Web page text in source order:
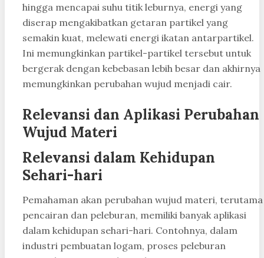
hingga mencapai suhu titik leburnya, energi yang
diserap mengakibatkan getaran partikel yang
semakin kuat, melewati energi ikatan antarpartikel.
Ini memungkinkan partikel-partikel tersebut untuk
bergerak dengan kebebasan lebih besar dan akhirnya
memungkinkan perubahan wujud menjadi cair.
Relevansi dan Aplikasi Perubahan
Wujud Materi
Relevansi dalam Kehidupan
Sehari-hari
Pemahaman akan perubahan wujud materi, terutama
pencairan dan peleburan, memiliki banyak aplikasi
dalam kehidupan sehari-hari. Contohnya, dalam
industri pembuatan logam, proses peleburan